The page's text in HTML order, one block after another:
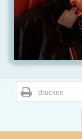
drucken